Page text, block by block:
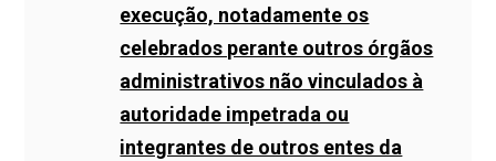
execução, notadamente os
celebrados perante outros órgãos
administrativos não vinculados à
autoridade impetrada ou
integrantes de outros entes da